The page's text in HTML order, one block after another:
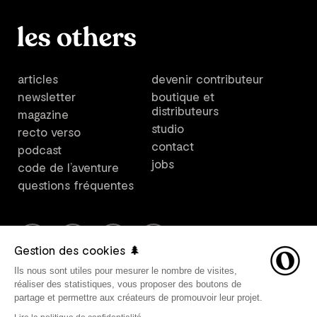
articles
newsletter
magazine
recto verso
podcast
code de l’aventure
questions fréquentes
devenir contributeur
boutique et
distributeurs
studio
contact
jobs
Les Others est un plateforme créée par Les Others Studio. ©
2021 Les Others SARL, tous droits réservés. Direction
artistique par Les Others Studio. Design graphique par
Gestion des cookies 🌲
Ils nous sont utiles pour mesurer le nombre de visites,
réaliser des statistiques, vous proposer des boutons de
partage et permettre aux créateurs de promouvoir leur projet.